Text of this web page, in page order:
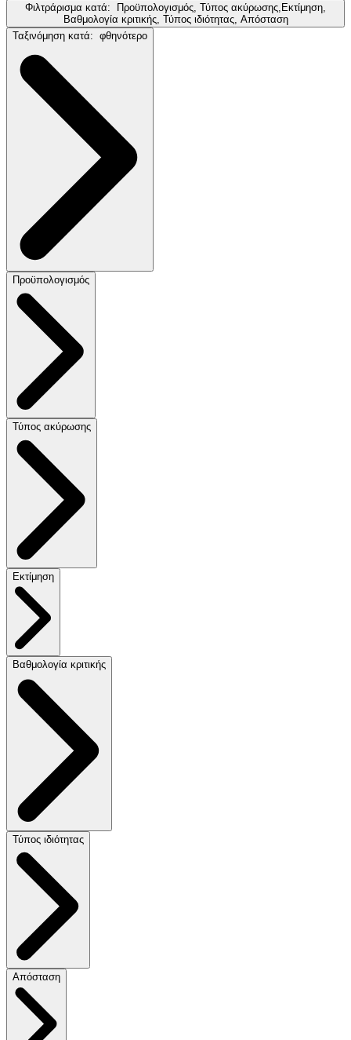
Φιλτράρισμα κατά:
Προϋπολογισμός, Τύπος ακύρωσης,Εκτίμηση,
Βαθμολογία κριτικής, Τύπος ιδιότητας, Απόσταση
Ταξινόμηση κατά: φθηνότερο
Προϋπολογισμός
Τύπος ακύρωσης
Εκτίμηση
Βαθμολογία κριτικής
Τύπος ιδιότητας
Απόσταση